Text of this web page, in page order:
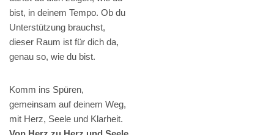
bist, in deinem Tempo. Ob du
Unterstützung brauchst,
dieser Raum ist für dich da,
genau so, wie du bist.
Komm ins Spüren,
gemeinsam auf deinem Weg,
mit Herz, Seele und Klarheit.